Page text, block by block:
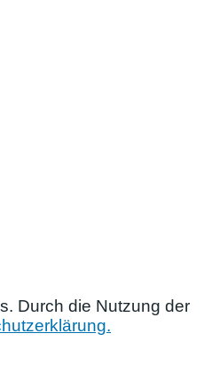
Durch die Nutzung der